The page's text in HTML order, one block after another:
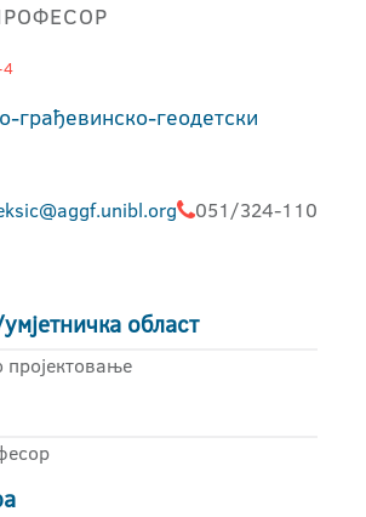
грађевинско-геодетски
051/324-110
област
пројектовање